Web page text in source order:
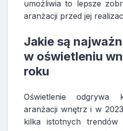
umożliwia to lepsze
aranżacji przed jej
Jakie są
w oświetleniu
roku
Oświetlenie
aranżacji wnętrz i w
kilka istotnych